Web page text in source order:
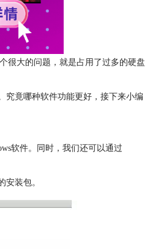
很大的问题，就是占用了过多的硬盘
究竟哪种软件功能更好，接下来小编
软件。同时，我们还可以通过
安装包。